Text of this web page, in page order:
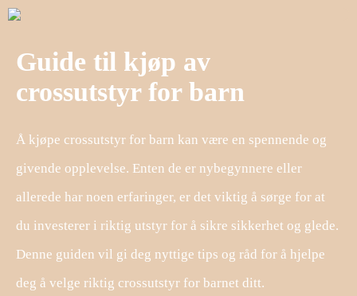
Guide til kjøp av
crossutstyr for barn
Å kjøpe crossutstyr for barn kan være en spennende og
givende opplevelse. Enten de er nybegynnere eller
allerede har noen erfaringer, er det viktig å sørge for at
du investerer i riktig utstyr for å sikre sikkerhet og glede.
Denne guiden vil gi deg nyttige tips og råd for å hjelpe
deg å velge riktig crossutstyr for barnet ditt.